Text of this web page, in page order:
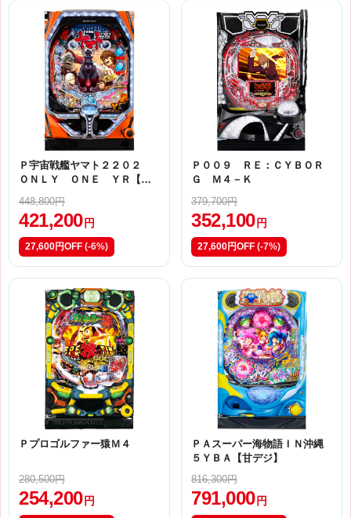
Ｐ宇宙戦艦ヤマト２２０２
ＯＮＬＹ ＯＮＥ ＹＲ【甘
448,800円
421,200 円
27,600円OFF (-6%)
Ｐ００９ ＲＥ：ＣＹＢＯＲ
Ｇ Ｍ４－Ｋ
379,700円
352,100 円
27,600円OFF (-7%)
Ｐプロゴルファー猿Ｍ４
280,500円
254,200 円
ＰＡスーパー海物語ＩＮ沖縄
５ＹＢＡ【甘デジ】
816,300円
791,000 円